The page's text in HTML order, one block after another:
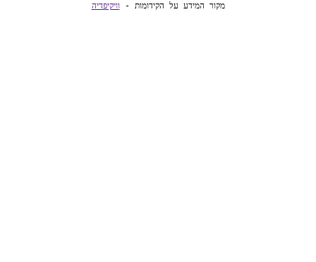
מקור המידע על הקידומות - וויקיפדיה